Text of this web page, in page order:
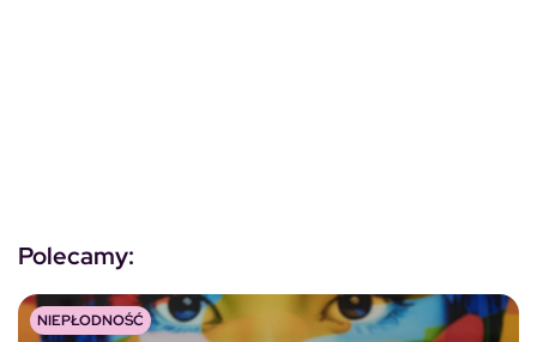
Polecamy:
NIEPŁODNOŚĆ